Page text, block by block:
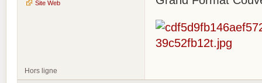
Site Web
Hors ligne